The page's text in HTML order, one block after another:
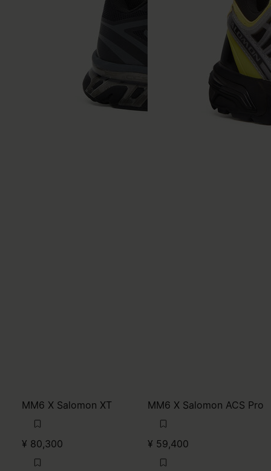
MM6 X Salomon XT
¥ 80,300
MM6 X Salomon ACS Pro
¥ 59,400